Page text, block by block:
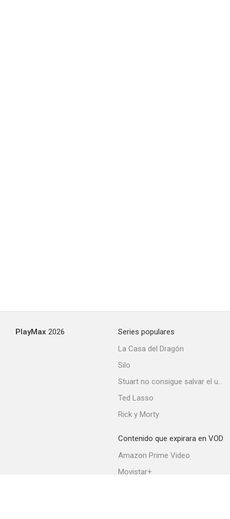
PlayMax 2026
Series populares
La Casa del Dragón
Silo
Stuart no consigue salvar el universo
Ted Lasso
Rick y Morty
Contenido que expirara en VOD
Amazon Prime Video
Movistar+